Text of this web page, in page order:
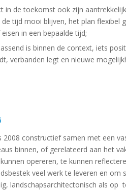
in de toekomst ook zijn
tijd mooi blijven, het plan flexibel
in een bepaalde tijd;
is binnen de context, iets
verbanden legt en nieuwe
2008 constructief samen met een
binnen, of gerelateerd aan het
opereren, te kunnen
veel werk te leveren en om
landschapsarchitectonisch als op